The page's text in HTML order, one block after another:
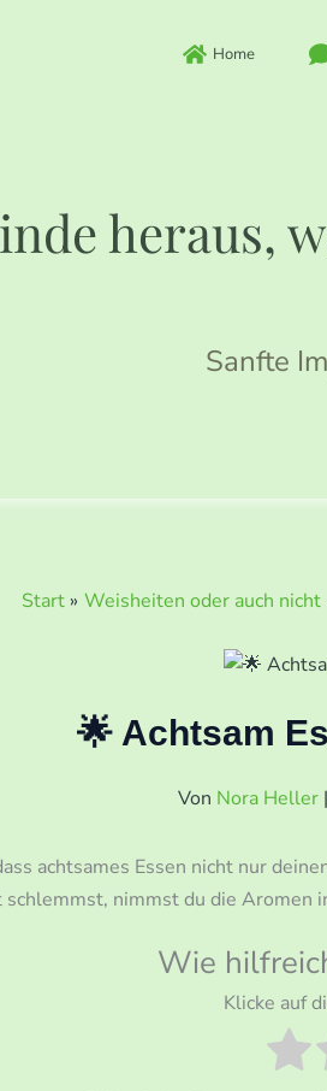
Home
heraus,
Sanfte
Start Weisheiten oder auch nicht
🌟 Achtsam
Von Nora Heller |
achtsames Essen nicht nur
schlemmst, nimmst du die
Wie
Klicke auf